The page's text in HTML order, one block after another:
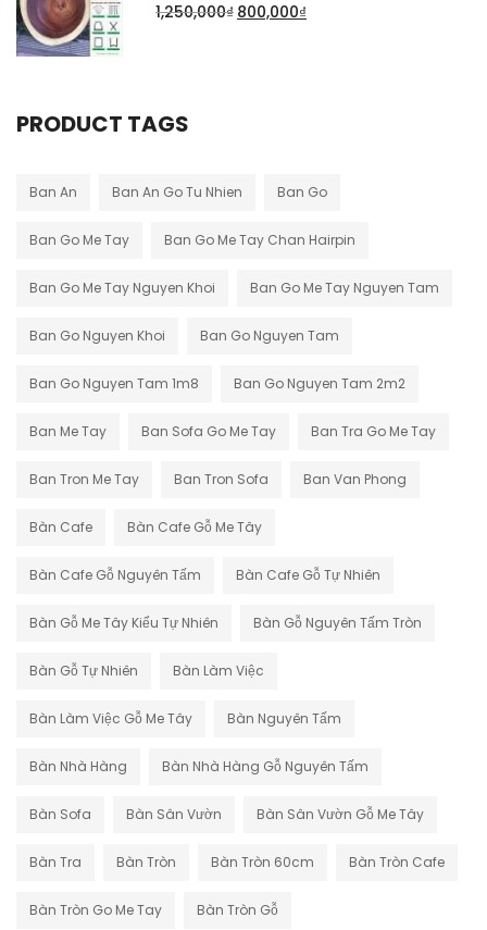
1,250,000₫ 800,000₫
PRODUCT TAGS
Ban An Ban An Go Tu Nhien Ban Go
Ban Go Me Tay Ban Go Me Tay Chan Hairpin
Ban Go Me Tay Nguyen Khoi Ban Go Me Tay Nguyen Tam
Ban Go Nguyen Khoi Ban Go Nguyen Tam
Ban Go Nguyen Tam 1m8 Ban Go Nguyen Tam 2m2
Ban Me Tay Ban Sofa Go Me Tay Ban Tra Go Me Tay
Ban Tron Me Tay Ban Tron Sofa Ban Van Phong
Bàn Cafe Bàn Cafe Gỗ Me Tây
Bàn Cafe Gỗ Nguyên Tấm Bàn Cafe Gỗ Tự Nhiên
Bàn Gỗ Me Tây Kiểu Tự Nhiên Bàn Gỗ Nguyên Tấm Tròn
Bàn Gỗ Tự Nhiên Bàn Làm Việc
Bàn Làm Việc Gỗ Me Tây Bàn Nguyên Tấm
Bàn Nhà Hàng Bàn Nhà Hàng Gỗ Nguyên Tấm
Bàn Sofa Bàn Sân Vườn Bàn Sân Vườn Gỗ Me Tây
Bàn Tra Bàn Tròn Bàn Tròn 60cm Bàn Tròn Cafe
Bàn Tròn Go Me Tay Bàn Tròn Gỗ